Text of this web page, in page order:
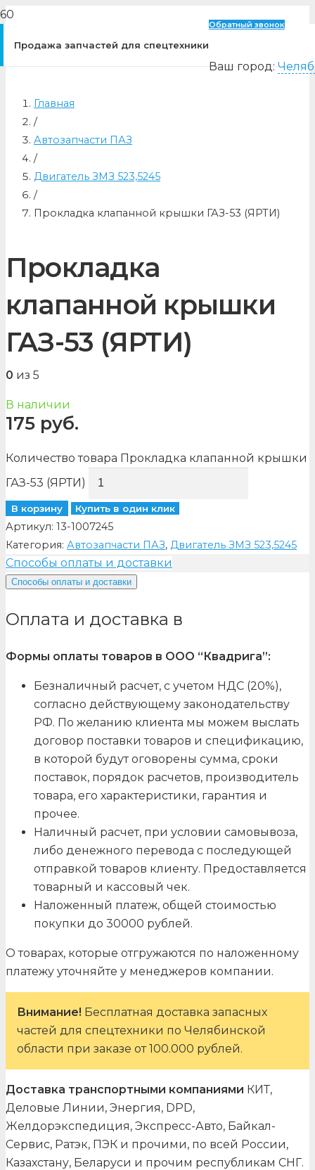
Продажа запчастей для спецтехники
Обратный звонок
Ваш город:
Главная
/
Автозапчасти ПАЗ
/
Двигатель ЗМЗ 523,5245
/
Прокладка клапанной крышки ГАЗ-53 (ЯРТИ)
Прокладка
клапанной крышки
ГАЗ-53 (ЯРТИ)
0 из 5
В наличии
175 руб.
Количество товара Прокладка клапанной крышки
ГАЗ-53 (ЯРТИ)
В корзину Купить в один клик
Артикул: 13-1007245
Категория: Автозапчасти ПАЗ, Двигатель ЗМЗ 523,5245
Способы оплаты и доставки
Способы оплаты и доставки
Оплата и доставка в
Формы оплаты товаров в ООО “Квадрига”:
Безналичный расчет, с учетом НДС (20%),
согласно действующему законодательству
РФ. По желанию клиента мы можем выслать
договор поставки товаров и спецификацию,
в которой будут оговорены сумма, сроки
поставок, порядок расчетов, производитель
товара, его характеристики, гарантия и
прочее.
Наличный расчет, при условии самовывоза,
либо денежного перевода с последующей
отправкой товаров клиенту. Предоставляется
товарный и кассовый чек.
Наложенный платеж, общей стоимостью
покупки до 30000 рублей.
О товарах, которые отгружаются по наложенному
платежу уточняйте у менеджеров компании.
Внимание! Бесплатная доставка запасных
частей для спецтехники по Челябинской
области при заказе от 100.000 рублей.
Доставка транспортными компаниями КИТ,
Деловые Линии, Энергия, DPD,
Желдорэкспедиция, Экспресс-Авто, Байкал-
Сервис, Ратэк, ПЭК и прочими, по всей России,
Казахстану, Беларуси и прочим республикам СНГ.